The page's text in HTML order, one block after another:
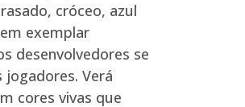
cróceo, azul
exemplar
desenvolvedores se
Verá
cores vivas que